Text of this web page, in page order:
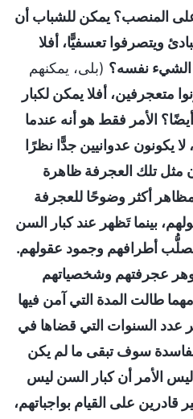
المنصب؟ يمكن للشباب أن
ويتصرفوا تعسفيًّا، أفلا
الشيء نفسه؟ (بلى، يمكنهم
متعجرفين، أفلا يمكن لكبار
الأمر فقط هو أنه عندما
يكونون عدوانيين جدًّا نظرًا
مثل تلك العجرفة ظاهرة
أكثر وضوحًا للعجرفة
بينما تَظهر عند كبار السن
أطرافهم وجمود عقولهم.
عجرفتهم وشخصياتهم
طالت المدة التي آمن فيها
عدد السنوات التي قضاها في
سوف تبقى ما لم يكن
الأمر أن كبار السن ليس
قادرين على القيام بواجباتهم،